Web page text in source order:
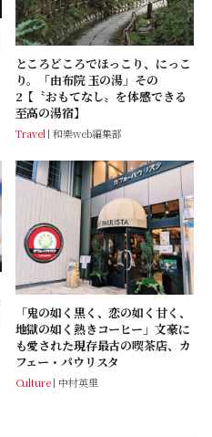
ところどころでほっこり、にっこ
り。「由布院 玉の湯」その
2【〝おもてなし〟を体感できる
至高の湯宿】
Travel 和樂web編集部
「鬼の如く黒く、恋の如く甘く、
地獄の如く熱きコーヒー」文豪に
も愛された現存最古の喫茶店、カ
フェー・パウリスタ
Culture 中村英里